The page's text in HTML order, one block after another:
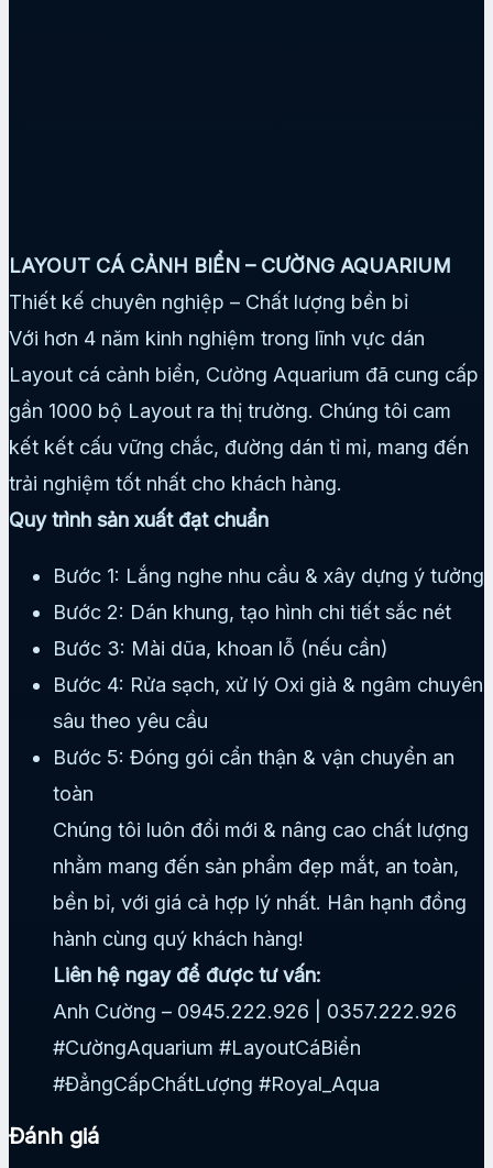
LAYOUT CÁ CẢNH BIỂN – CƯỜNG AQUARIUM
Thiết kế chuyên nghiệp – Chất lượng bền bỉ
Với hơn 4 năm kinh nghiệm trong lĩnh vực dán
Layout cá cảnh biển, Cường Aquarium đã cung cấp
gần 1000 bộ Layout ra thị trường. Chúng tôi cam
kết kết cấu vững chắc, đường dán tỉ mỉ, mang đến
trải nghiệm tốt nhất cho khách hàng.
Quy trình sản xuất đạt chuẩn
Bước 1: Lắng nghe nhu cầu & xây dựng ý tưởng
Bước 2: Dán khung, tạo hình chi tiết sắc nét
Bước 3: Mài dũa, khoan lỗ (nếu cần)
Bước 4: Rửa sạch, xử lý Oxi già & ngâm chuyên
sâu theo yêu cầu
Bước 5: Đóng gói cẩn thận & vận chuyển an
toàn
Chúng tôi luôn đổi mới & nâng cao chất lượng
nhằm mang đến sản phẩm đẹp mắt, an toàn,
bền bỉ, với giá cả hợp lý nhất. Hân hạnh đồng
hành cùng quý khách hàng!
Liên hệ ngay để được tư vấn:
Anh Cường – 0945.222.926 | 0357.222.926
#CườngAquarium #LayoutCáBiển
#ĐẳngCấpChấtLượng #Royal_Aqua
Đánh giá